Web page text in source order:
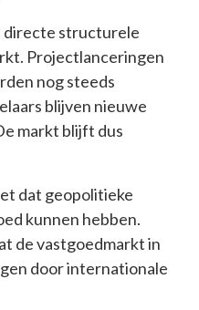
directe structurele
Projectlanceringen
nog steeds
blijven nieuwe
markt blijft dus
dat geopolitieke
kunnen hebben.
de vastgoedmarkt in
door internationale